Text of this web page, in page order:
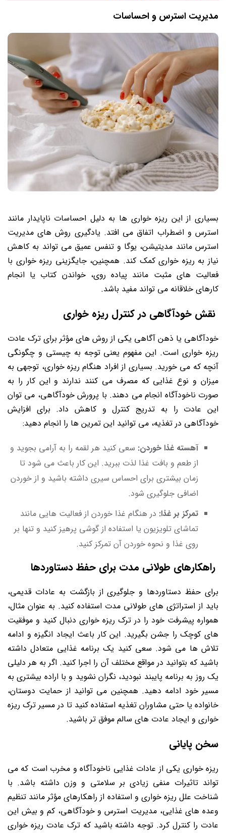
مدیریت استرس و احساسات
بسیاری از این ریزه خواری ها به دلیل احساسات ناپایدار مانند
استرس و اضطراب اتفاق می افتد. یادگیری روش های مدیریت
استرس مانند مدیتیشن، یوگا و تنفس عمیق می تواند به کاهش
نیاز به ریزه خواری کمک کند. همچنین، جایگزینی ریزه خواری با
فعالیت های مثبت مانند پیاده روی، خواندن کتاب یا انجام
کارهای خلاقانه می تواند مفید باشد.
نقش خودآگاهی در کنترل ریزه خواری
خودآگاهی یا ذهن آگاهی یکی از روش های مؤثر برای ترک عادت
ریزه خواری است. این مفهوم یعنی توجه به چیستی و چگونگی
آنچه که می خورید. بسیاری از افراد هنگام ریزه خواری، توجهی به
میزان و نوع غذایی که مصرف می کنند ندارند و این کار را به
صورت ناخودآگاه انجام می دهند. با پرورش خودآگاهی، می توان
این عادت را به تدریج کنترل و کاهش داد. برای افزایش
خودآگاهی در تغذیه، می توانید این تمرین ها را انجام دهید:
آهسته غذا خوردن: سعی کنید هر لقمه را به آرامی بجوید و
از طعم و بافت غذا لذت ببرید. این کار باعث می شود تا
زمان بیشتری برای احساس سیری داشته باشید و از خوردن
اضافی جلوگیری شود.
تمرکز بر غذا: در هنگام غذا خوردن از فعالیت هایی مانند
تماشای تلویزیون یا استفاده از گوشی پرهیز کنید و تنها بر
روی غذا و نحوه خوردن آن تمرکز کنید.
راهکارهای طولانی مدت برای حفظ دستاوردها
برای حفظ دستاوردها و جلوگیری از بازگشت به عادات قدیمی،
باید از استراتژی های طولانی مدت استفاده کنید. به عنوان مثال،
همواره پیشرفت خود را در ترک ریزه خواری دنبال کنید و موفقیت
های کوچک را جشن بگیرید. این کار باعث ایجاد انگیزه و ادامه
تلاش ها می شود. سعی کنید یک برنامه غذایی متعادل داشته
باشید که بتوانید در مواقع مختلف آن را اجرا کنید. اگر به هر دلیلی
یک روز به برنامه پایبند نبودید، نگران نشوید و با اراده بیشتری به
مسیر خود ادامه دهید. همچنین می توانید از حمایت دوستان،
خانواده یا حتی مشاوران تغذیه استفاده کنید تا در مسیر ترک ریزه
خواری و ایجاد عادت های سالم موفق تر باشید.
سخن پایانی
ریزه خواری یکی از عادات غذایی ناخودآگاه و مخرب است که می
تواند تاثیرات منفی زیادی بر سلامتی و وزن داشته باشد. با
شناخت علل ریزه خواری و استفاده از راهکارهای مؤثر مانند تنظیم
وعده های غذایی، مدیریت استرس و خودآگاهی، کم و بیش این
عادت را کنترل کرد. توجه داشته باشید که ترک عادت ریزه خواری